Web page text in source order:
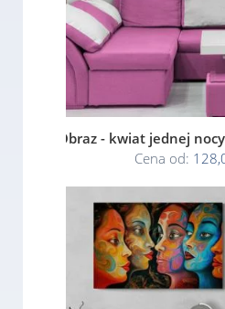
Obraz - kwiat jednej
Cena od: